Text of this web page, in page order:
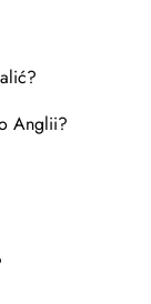
Anglii?